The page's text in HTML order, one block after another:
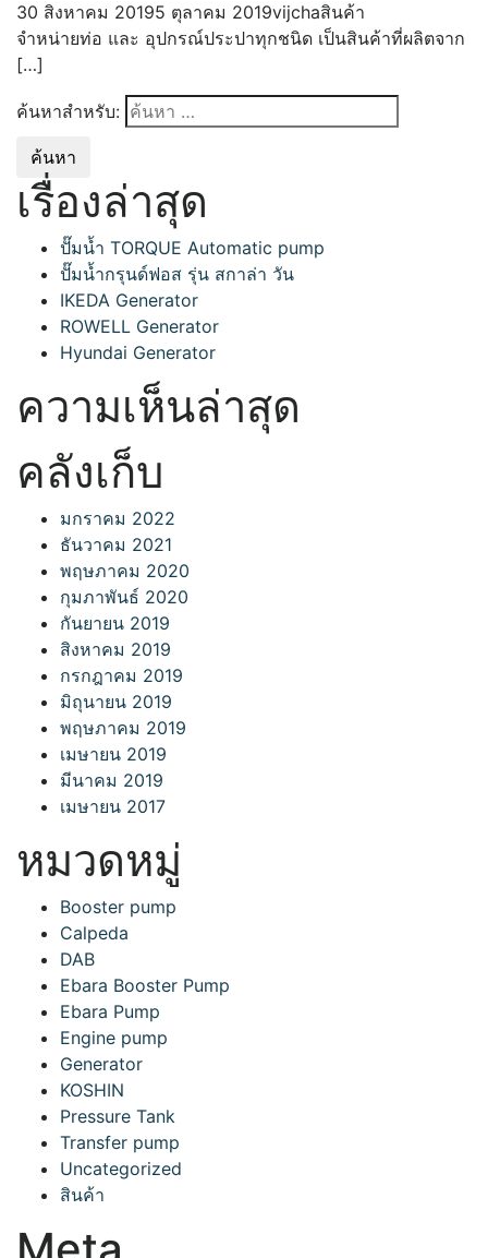
30 สิงหาคม 20195 ตุลาคม 2019vijchaสินค้า
จำหน่ายท่อ และ อุปกรณ์ประปาทุกชนิด เป็นสินค้าที่ผลิตจาก
[…]
ค้นหาสำหรับ:
เรื่องล่าสุด
ปั๊มน้ำ TORQUE Automatic pump
ปั๊มน้ำกรุนด์ฟอส รุ่น สกาล่า วัน
IKEDA Generator
ROWELL Generator
Hyundai Generator
ความเห็นล่าสุด
คลังเก็บ
มกราคม 2022
ธันวาคม 2021
พฤษภาคม 2020
กุมภาพันธ์ 2020
กันยายน 2019
สิงหาคม 2019
กรกฎาคม 2019
มิถุนายน 2019
พฤษภาคม 2019
เมษายน 2019
มีนาคม 2019
เมษายน 2017
หมวดหมู่
Booster pump
Calpeda
DAB
Ebara Booster Pump
Ebara Pump
Engine pump
Generator
KOSHIN
Pressure Tank
Transfer pump
Uncategorized
สินค้า